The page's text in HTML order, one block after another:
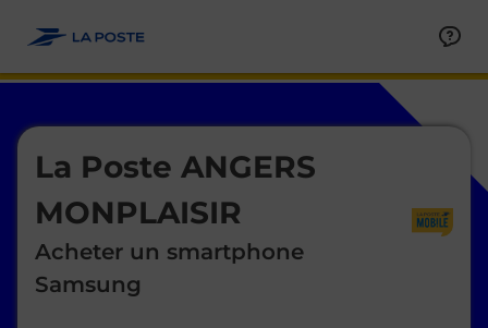
La Poste ANGERS
MONPLAISIR
Acheter un smartphone
Samsung
Le lien s'ouvre dans un nouvel onglet